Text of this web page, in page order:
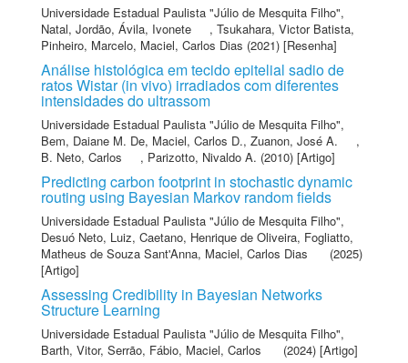
Universidade Estadual Paulista "Júlio de Mesquita Filho",
Natal, Jordão, Ávila, Ivonete , Tsukahara, Victor Batista,
Pinheiro, Marcelo, Maciel, Carlos Dias (2021) [Resenha]
Análise histológica em tecido epitelial sadio de
ratos Wistar (in vivo) irradiados com diferentes
intensidades do ultrassom
Universidade Estadual Paulista "Júlio de Mesquita Filho",
Bem, Daiane M. De, Maciel, Carlos D., Zuanon, José A.
,
B. Neto, Carlos
, Parizotto, Nivaldo A. (2010) [Artigo]
Predicting carbon footprint in stochastic dynamic
routing using Bayesian Markov random fields
Universidade Estadual Paulista "Júlio de Mesquita Filho",
Desuó Neto, Luiz, Caetano, Henrique de Oliveira, Fogliatto,
Matheus de Souza Sant'Anna, Maciel, Carlos Dias
(2025)
[Artigo]
Assessing Credibility in Bayesian Networks
Structure Learning
Universidade Estadual Paulista "Júlio de Mesquita Filho",
Barth, Vitor, Serrão, Fábio, Maciel, Carlos (2024) [Artigo]